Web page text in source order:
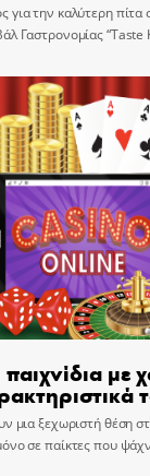
την καλύτερη πίτα
Γαστρονομίας “Taste
με
μια ξεχωριστή θέση
σε παίκτες που